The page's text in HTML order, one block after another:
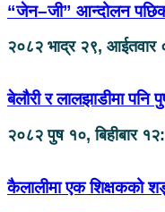
“जेन–जी” आन्दोलन
२०८२ भाद्र २९, आईतवार
बेलौरी र लालझाडीमा
२०८२ पुष १०, बिहीबार
कैलालीमा एक शिक्षकको